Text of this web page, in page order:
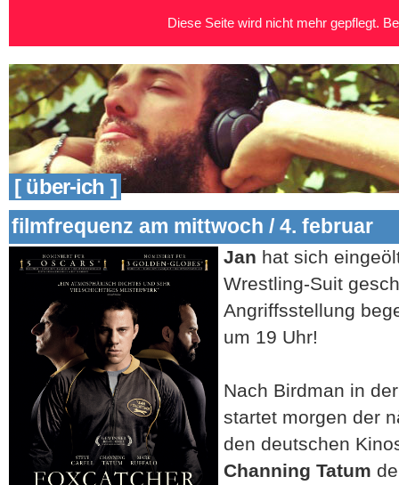
[ über-ich ]
filmfrequenz am mittwoch / 4. februar
Jan hat sich
Wrestling-Suit
Angriffsstellung
um 19 Uhr!
Nach Birdman in
startet morgen der
den deutschen
Channing Tatum
Diese Seite wird nicht mehr gepflegt.